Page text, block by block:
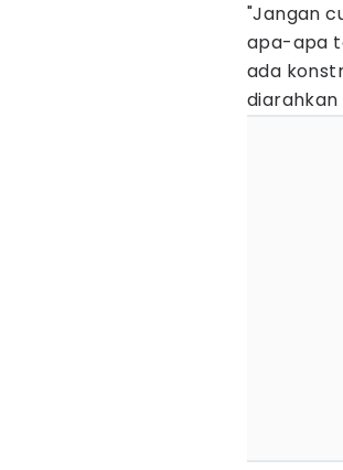
"Jangan
apa-apa
ada
diarahkan